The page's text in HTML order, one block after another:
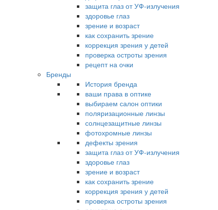
защита глаз от УФ-излучения
здоровье глаз
зрение и возраст
как сохранить зрение
коррекция зрения у детей
проверка остроты зрения
рецепт на очки
Бренды
История бренда
ваши права в оптике
выбираем салон оптики
поляризационные линзы
солнцезащитные линзы
фотохромные линзы
дефекты зрения
защита глаз от УФ-излучения
здоровье глаз
зрение и возраст
как сохранить зрение
коррекция зрения у детей
проверка остроты зрения